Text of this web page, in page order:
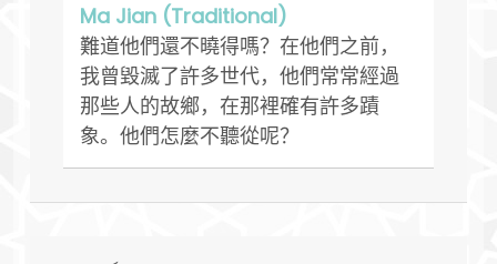
Ma Jian (Traditional)
難道他們還不曉得嗎？在他們之前，
我曾毀滅了許多世代，他們常常經過
那些人的故鄉，在那裡確有許多蹟
象。他們怎麼不聽從呢？